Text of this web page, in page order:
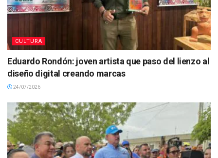
CULTURA
Eduardo Rondón: joven artista que paso del lienzo al
diseño digital creando marcas
24/07/2026